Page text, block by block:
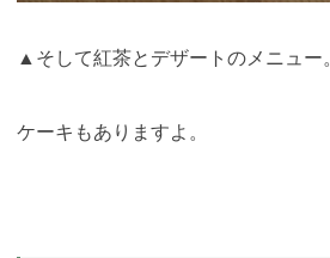
▲そして紅茶とデザートのメニュー。
ケーキもありますよ。